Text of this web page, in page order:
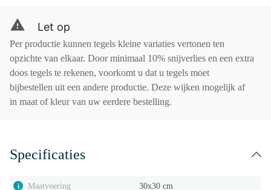
Let op
Per productie kunnen tegels kleine variaties vertonen ten
opzichte van elkaar. Door minimaal 10% snijverlies en een extra
doos tegels te rekenen, voorkomt u dat u tegels moet
bijbestellen uit een andere productie. Deze wijken mogelijk af
in maat of kleur van uw eerdere bestelling.
Specificaties
i Maatvoering 30x30 cm